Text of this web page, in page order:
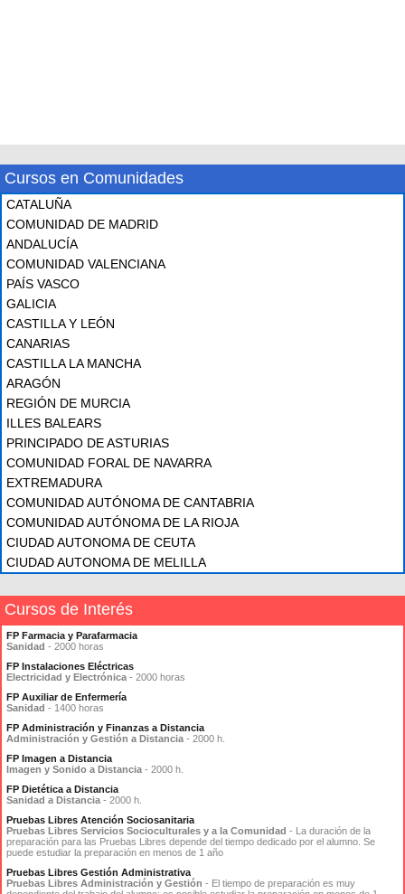
Cursos en Comunidades
CATALUÑA
COMUNIDAD DE MADRID
ANDALUCÍA
COMUNIDAD VALENCIANA
PAÍS VASCO
GALICIA
CASTILLA Y LEÓN
CANARIAS
CASTILLA LA MANCHA
ARAGÓN
REGIÓN DE MURCIA
ILLES BALEARS
PRINCIPADO DE ASTURIAS
COMUNIDAD FORAL DE NAVARRA
EXTREMADURA
COMUNIDAD AUTÓNOMA DE CANTABRIA
COMUNIDAD AUTÓNOMA DE LA RIOJA
CIUDAD AUTONOMA DE CEUTA
CIUDAD AUTONOMA DE MELILLA
Cursos de Interés
FP Farmacia y Parafarmacia
Sanidad - 2000 horas
FP Instalaciones Eléctricas
Electricidad y Electrónica - 2000 horas
FP Auxiliar de Enfermería
Sanidad - 1400 horas
FP Administración y Finanzas a Distancia
Administración y Gestión a Distancia - 2000 h.
FP Imagen a Distancia
Imagen y Sonido a Distancia - 2000 h.
FP Dietética a Distancia
Sanidad a Distancia - 2000 h.
Pruebas Libres Atención Sociosanitaria
Pruebas Libres Servicios Socioculturales y a la Comunidad - La duración de la
preparación para las Pruebas Libres depende del tiempo dedicado por el alumno. Se
puede estudiar la preparación en menos de 1 año
Pruebas Libres Gestión Administrativa
Pruebas Libres Administración y Gestión - El tiempo de preparación es muy